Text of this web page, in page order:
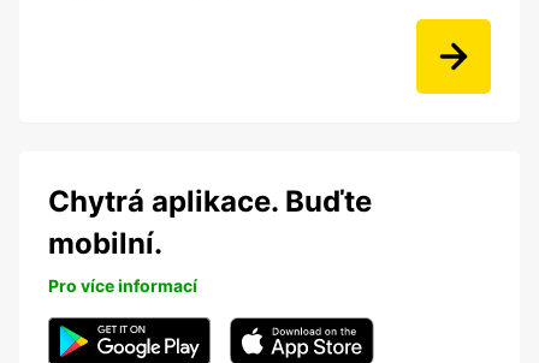
Chytrá aplikace. Buďte
mobilní.
Pro více informací